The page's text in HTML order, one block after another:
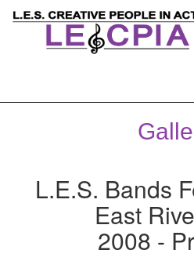
L.E.S. Bands
East
2008 -